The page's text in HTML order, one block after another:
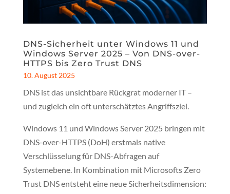
DNS-Sicherheit unter Windows 11 und
Windows Server 2025 – Von DNS-over-
HTTPS bis Zero Trust DNS
10. August 2025
DNS ist das unsichtbare Rückgrat moderner IT –
und zugleich ein oft unterschätztes Angriffsziel.
Windows 11 und Windows Server 2025 bringen mit
DNS-over-HTTPS (DoH) erstmals native
Verschlüsselung für DNS-Abfragen auf
Systemebene. In Kombination mit Microsofts Zero
Trust DNS entsteht eine neue Sicherheitsdimension: